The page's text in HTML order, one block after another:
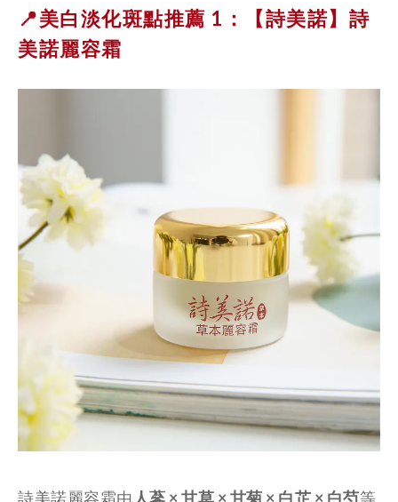
📍美白淡化斑點推薦 1：【詩美諾】 詩
美諾麗容霜
詩美諾麗容霜由 人蔘 × 甘草 × 甘菊 × 白芷 × 白芍等